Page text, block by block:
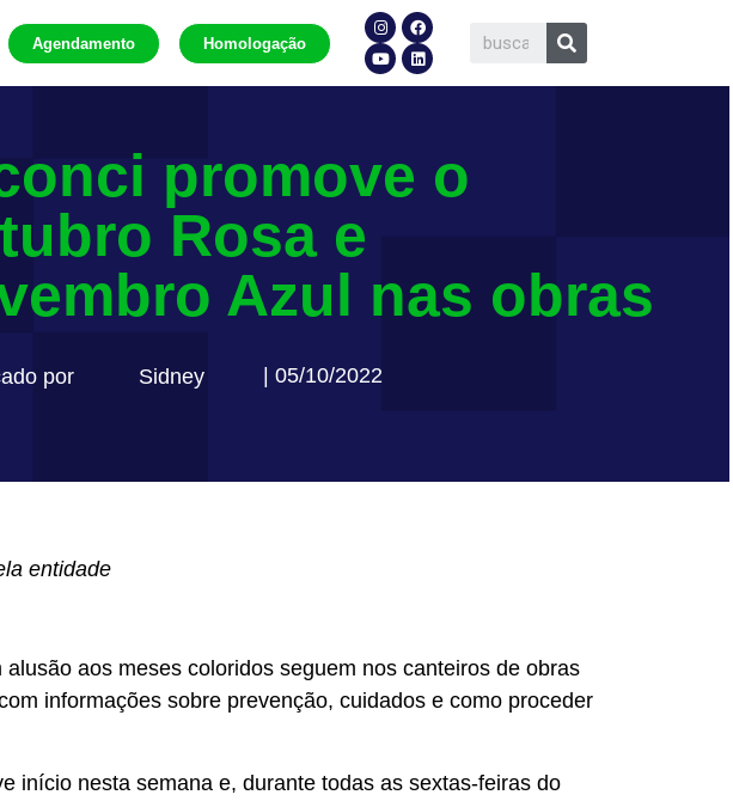
Agendamento Homologação
promove o
Rosa e
Azul nas obras
por Sidney | 05/10/2022
entidade
aos meses coloridos seguem nos canteiros de obras
informações sobre prevenção, cuidados e como proceder
início nesta semana e, durante todas as sextas-feiras do